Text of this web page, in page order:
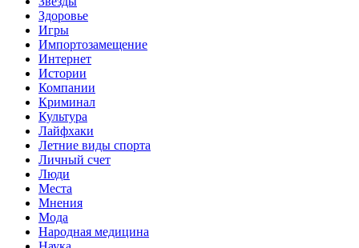
Здоровье
Игры
Импортозамещение
Интернет
Истории
Компании
Криминал
Культура
Лайфхаки
Летние виды спорта
Личный счет
Люди
Места
Мнения
Мода
Народная медицина